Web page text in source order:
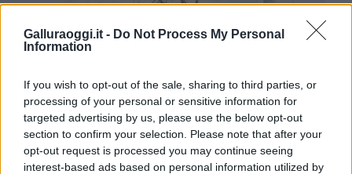
Galluraoggi.it - Do Not Process My Personal
Information
If you wish to opt-out of the sale, sharing to third parties, or
processing of your personal or sensitive information for
targeted advertising by us, please use the below opt-out
section to confirm your selection. Please note that after your
opt-out request is processed you may continue seeing
interest-based ads based on personal information utilized by